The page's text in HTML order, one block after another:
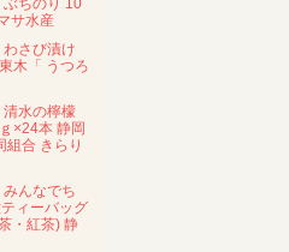
ぶちのり 10
サ水産
わさび漬け
木「 うつろ
清水の檸檬
×24本 静岡
組合 きらり
みんなでち
ィーバッグ
・紅茶) 静